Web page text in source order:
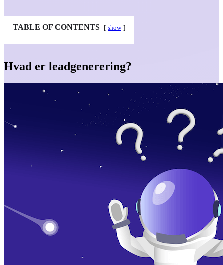
TABLE OF CONTENTS show
Hvad er leadgenerering?